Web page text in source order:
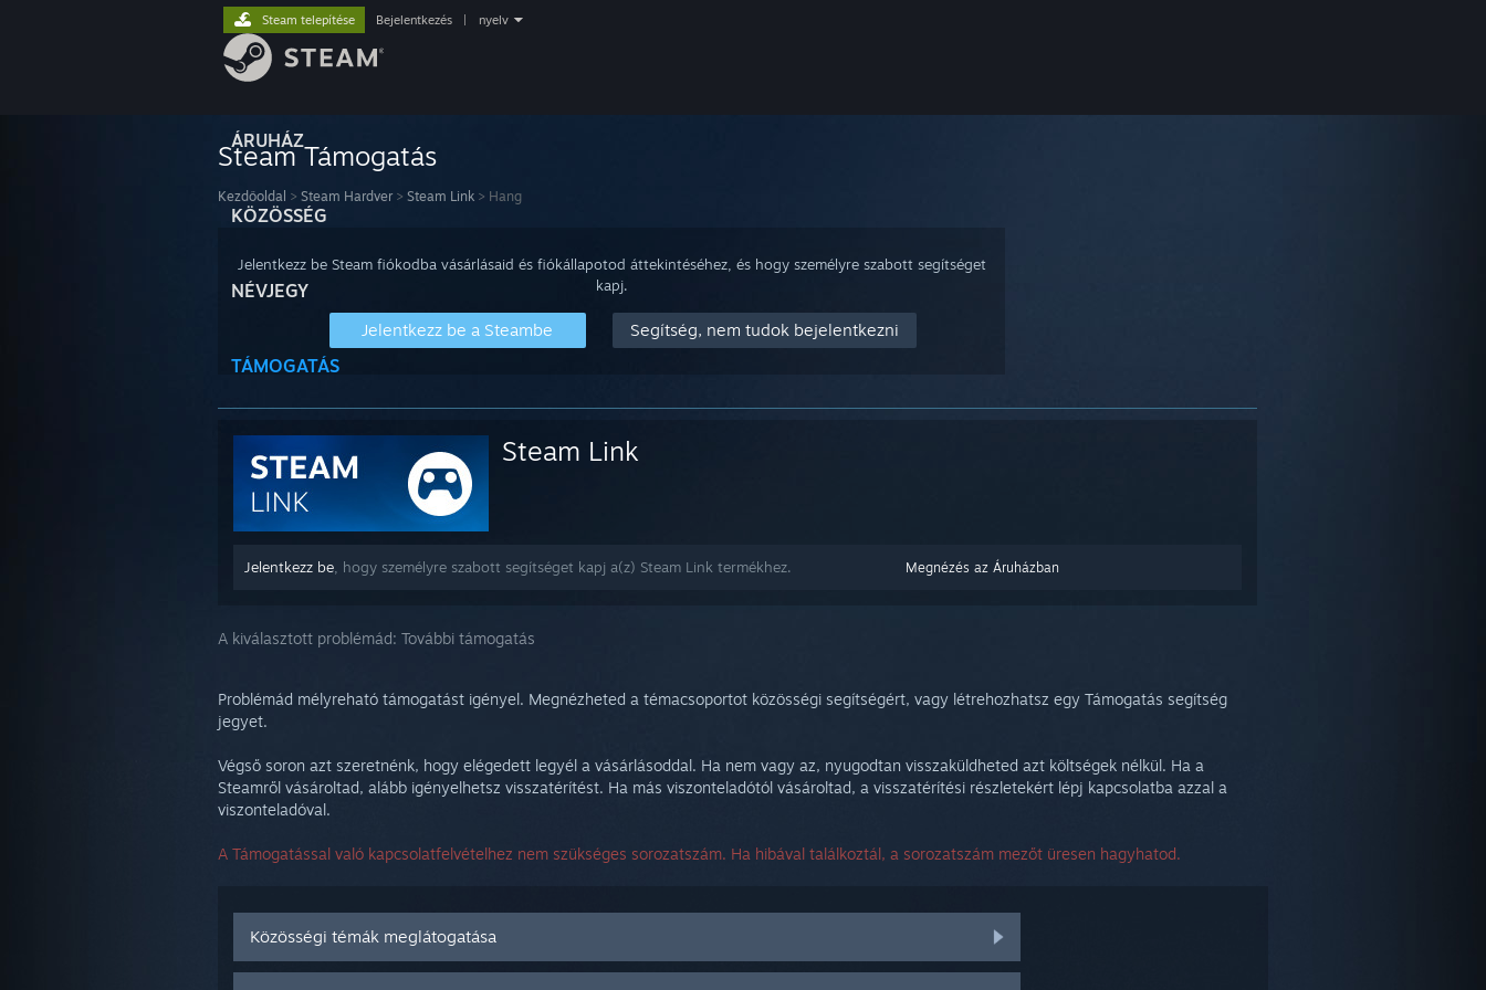
ÁRUHÁZ
KÖZÖSSÉG
NÉVJEGY
TÁMOGATÁS
Steam telepítése Bejelentkezés nyelv
Steam Támogatás
Kezdőoldal > Steam Hardver > Steam Link > Hang
Jelentkezz be Steam fiókodba vásárlásaid és fiókállapotod áttekintéséhez, és hogy személyre szabott segítséget
kapj.
Jelentkezz be a Steambe Segítség, nem tudok bejelentkezni
Steam Link
Megnézés az Áruházban
Jelentkezz be , hogy személyre szabott segítséget kapj a(z) Steam Link termékhez.
A kiválasztott problémád: További támogatás
Problémád mélyreható támogatást igényel. Megnézheted a témacsoportot közösségi segítségért, vagy létrehozhatsz egy Támogatás segítség
jegyet.
Végső soron azt szeretnénk, hogy elégedett legyél a vásárlásoddal. Ha nem vagy az, nyugodtan visszaküldheted azt költségek nélkül. Ha a
Steamről vásároltad, alább igényelhetsz visszatérítést. Ha más viszonteladótól vásároltad, a visszatérítési részletekért lépj kapcsolatba azzal a
viszonteladóval.
A Támogatással való kapcsolatfelvételhez nem szükséges sorozatszám. Ha hibával találkoztál, a sorozatszám mezőt üresen hagyhatod.
Közösségi témák meglátogatása